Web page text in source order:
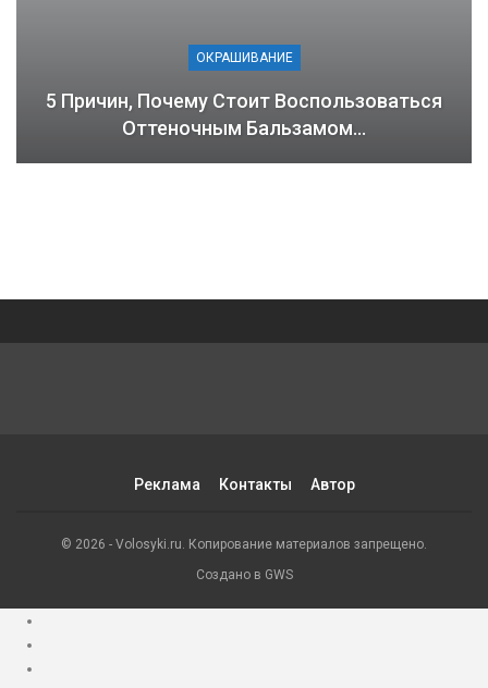
ОКРАШИВАНИЕ
5 Причин, Почему Стоит Воспользоваться
Оттеночным Бальзамом…
Реклама Контакты Автор
© 2026 - Volosyki.ru. Копирование материалов запрещено.
Создано в GWS